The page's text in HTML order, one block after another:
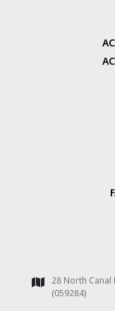
28 North Canal
(059284)